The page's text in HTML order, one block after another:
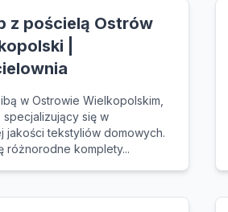
z pościelą Ostrów
|
w Ostrowie Wielkopolskim,
się w
jakości tekstyliów domowych.
różnorodne komplety...